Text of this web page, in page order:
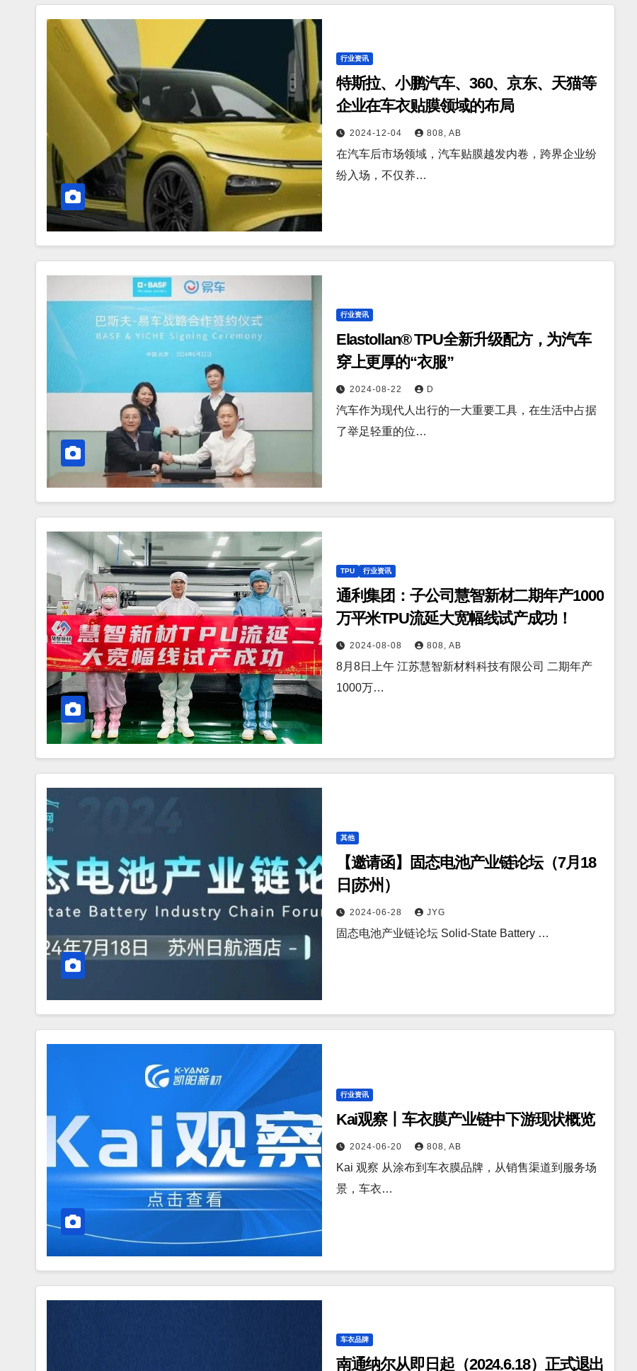
行业资讯
特斯拉、小鹏汽车、360、京东、天猫等
企业在车衣贴膜领域的布局
2024-12-04 808, AB
在汽车后市场领域，汽车贴膜越发内卷，跨界企业纷
纷入场，不仅养…
行业资讯
Elastollan® TPU全新升级配方，为汽车
穿上更厚的“衣服”
2024-08-22 D
汽车作为现代人出行的一大重要工具，在生活中占据
了举足轻重的位…
TPU 行业资讯
通利集团：子公司慧智新材二期年产1000
万平米TPU流延大宽幅线试产成功！
2024-08-08 808, AB
8月8日上午 江苏慧智新材料科技有限公司 二期年产
1000万…
其他
【邀请函】固态电池产业链论坛（7月18
日|苏州）
2024-06-28 JYG
固态电池产业链论坛 Solid-State Battery …
行业资讯
Kai观察丨车衣膜产业链中下游现状概览
2024-06-20 808, AB
Kai 观察 从涂布到车衣膜品牌，从销售渠道到服务场
景，车衣…
车衣品牌
南通纳尔从即日起（2024.6.18）正式退出